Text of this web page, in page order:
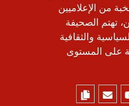
من الإعلاميين
تهتم الصحيفة
والثقافية
على المستوى